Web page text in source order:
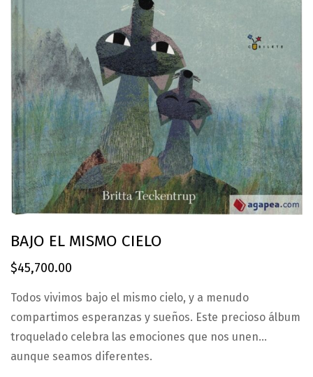
BAJO EL MISMO CIELO
$45,700.00
Todos vivimos bajo el mismo cielo, y a menudo
compartimos esperanzas y sueños. Este precioso álbum
troquelado celebra las emociones que nos unen…
aunque seamos diferentes.